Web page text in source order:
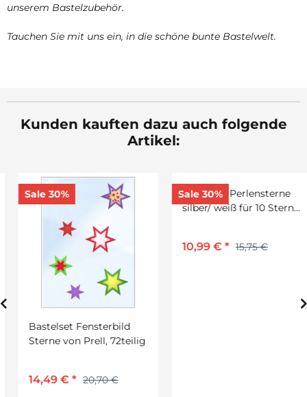
unserem Bastelzubehör.
Tauchen Sie mit uns ein, in die schöne bunte Bastelwelt.
Kunden kauften dazu auch folgende
Artikel:
Sale 30%
Bastelset Fensterbild
Sterne von Prell, 72teilig
14,49 € * 20,70 €
Sale 30%